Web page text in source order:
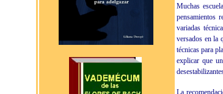
Muchas
pensamientos
variadas
versados en la
técnicas para
explicar que
La